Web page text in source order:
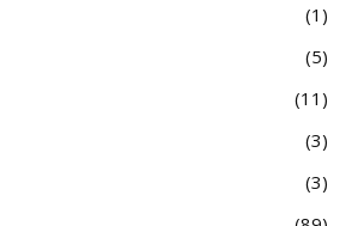
1
5
11
3
3